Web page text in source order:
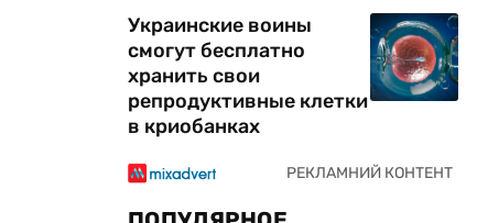
Украинские воины
смогут бесплатно
хранить свои
репродуктивные клетки
в криобанках